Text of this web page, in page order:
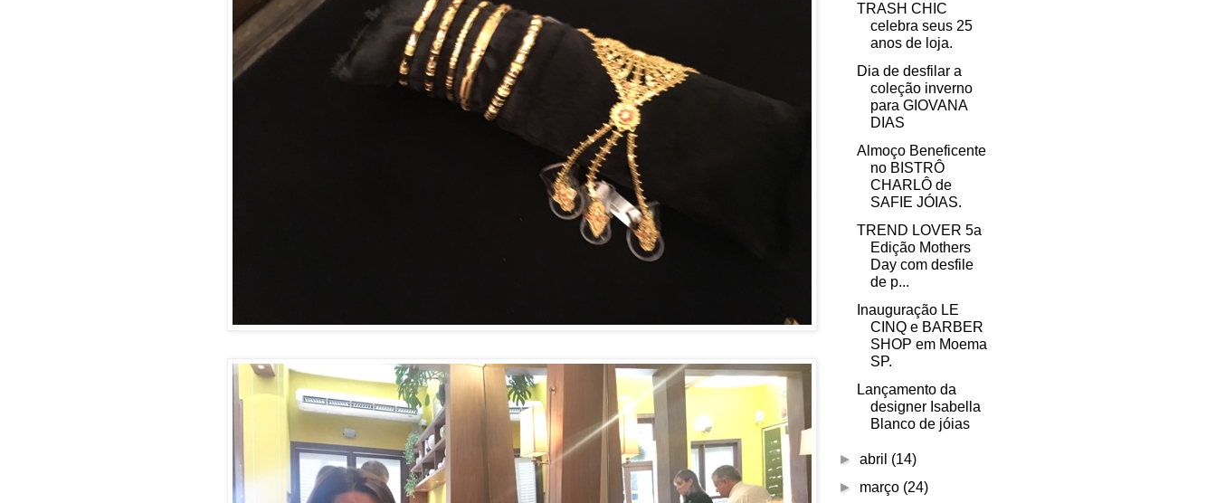
TRASH CHIC
celebra seus 25
anos de loja.
Dia de desfilar a
coleção inverno
para GIOVANA
DIAS
Almoço Beneficente
no BISTRÔ
CHARLÔ de
SAFIE JÓIAS.
TREND LOVER 5a
Edição Mothers
Day com desfile
de p...
Inauguração LE
CINQ e BARBER
SHOP em Moema
SP.
Lançamento da
designer Isabella
Blanco de jóias
►abril (14)
► março (24)